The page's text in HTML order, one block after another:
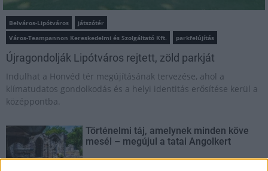
Belváros-Lipótváros
játszótér
Város-Teampannon Kereskedelmi és Szolgáltató Kft.
parkfelújítás
Újragondolják Lipótváros rejtett, zöld parkját
Indulhat a Honvéd tér megújításának tervezése, ahol a
klímatudatos gondolkodás és a helyi identitás erősítése kerül a
középpontba.
Történelmi táj, amelynek minden köve
mesél – megújul a tatai Angolkert